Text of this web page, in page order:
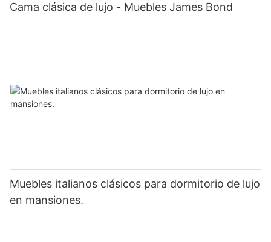
Cama clásica de lujo - Muebles James Bond
Muebles italianos clásicos para dormitorio de lujo
en mansiones.